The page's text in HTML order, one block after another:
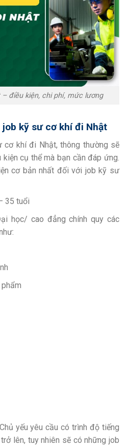
điều kiện, chi phí, mức lương
kỹ sư cơ khí đi Nhật
khí đi Nhật, thông thường sẽ
cụ thể mà bạn cần đáp ứng.
cơ bản nhất đối với job kỹ sư
35 tuổi
học/ cao đẳng chính quy các
Chủ yếu yêu cầu có trình độ tiếng
lên, tuy nhiên sẽ có những job